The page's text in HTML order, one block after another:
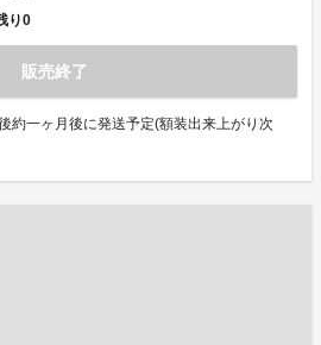
り0
販売終了
約一ヶ月後に発送予定(額装出来上がり次